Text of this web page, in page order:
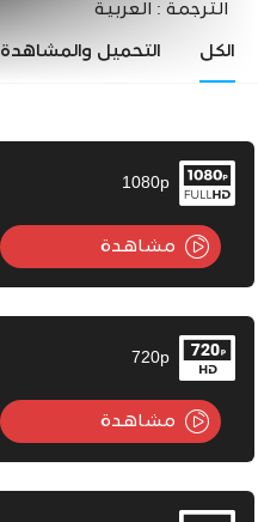
الترجمة : العربية
الكل التحميل والمشاهدة
1080p
مشاهدة
720p
مشاهدة